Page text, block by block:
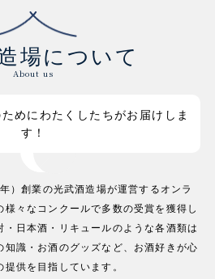
場について
About us
めにわたくしたちがお届けしま
す！
）創業の光武酒造場が運営するオンラ
々なコンクールで多数の受賞を獲得し
日本酒・リキュールのような各酒類は
知識・お酒のグッズなど、お酒好きが心
供を目指しています。